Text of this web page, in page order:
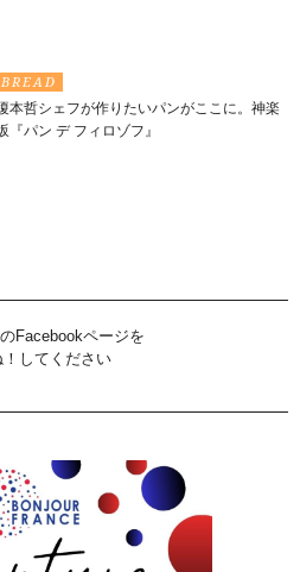
BREAD
本哲シェフが作りたいパンがここに。神楽
『パン デ フィロゾフ』
Facebookページを
！してください